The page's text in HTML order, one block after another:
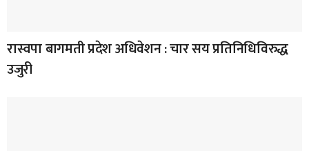
रास्वपा बागमती प्रदेश अधिवेशन : चार सय प्रतिनिधिविरुद्ध
उजुरी